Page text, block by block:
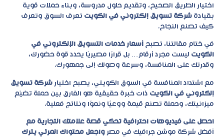
اختيار الطريق الصحيح، وتقديم حلول مدروسة، وبناء حملات قوية
بقيادة شركة تسويق إلكتروني في الكويت تعرف السوق وتعرف
كيف تصنع النجاح.
في ختام مقالتنا، تصبح أسعار خدمات التسويق الإلكتروني في
الكويت ليست مجرد أرقام… بل قرارًا مصيريًا يحدد قوة حضورك،
وقدرتك على المنافسة، وسرعة وصولك إلى جمهورك.
مع اشتداد المنافسة في السوق الكويتي، يصبح اختيار شركة تسويق
إلكتروني في الكويت ذات خبرة حقيقية هو الفارق بين حملة تضيّع
ميزانيتك، وحملة تصنع قيمة ووعيًا ونموًا ونتائج فعلية.
احصل على فيديوهات احترافية تحكي قصة علامتك التجارية مع
أفضل شركة موشن جرافيك في مصر واجعل محتواك المرئي يترك